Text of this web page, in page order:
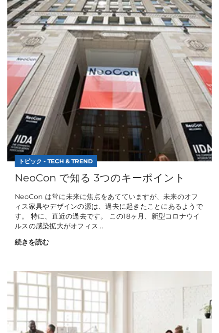
トピック - TECH & TREND
NeoCon で知る 3つのキーポイント
NeoCon は常に未来に焦点をあてていますが、未来のオフ
ィス家具やデザインの源は、過去に起きたことにあるようで
す。 特に、直近の過去です。 この18ヶ月、新型コロナウイ
ルスの感染拡大がオフィス...
続きを読む